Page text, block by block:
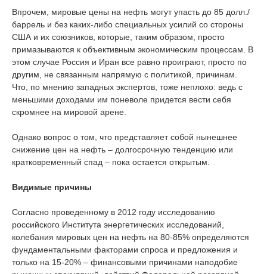
Впрочем, мировые цены на нефть могут упасть до 85 долл./
баррель и без каких-либо специальных усилий со стороны
США и их союзников, которые, таким образом, просто
примазываются к объективным экономическим процессам. В
этом случае Россия и Иран все равно проиграют, просто по
другим, не связанным напрямую с политикой, причинам.
Что, по мнению западных экспертов, тоже неплохо: ведь с
меньшими доходами им поневоле придется вести себя
скромнее на мировой арене.
Однако вопрос о том, что представляет собой нынешнее
снижение цен на нефть ‒ долгосрочную тенденцию или
кратковременный спад – пока остается открытым.
Видимые причины
Согласно проведенному в 2012 году исследованию
российского Института энергетических исследований,
колебания мировых цен на нефть на 80-85% определяются
фундаментальными факторами спроса и предложения и
только на 15-20% ‒ финансовыми причинами наподобие